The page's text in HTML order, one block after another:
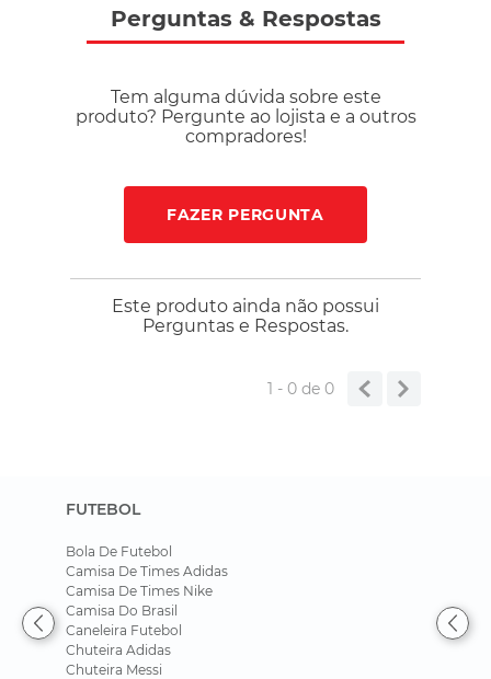
velocidade e eficiência. Curadoria de Performance na Bayard
escolha ideal para atletas que buscam leveza, tecnologia e
desempenho máximo.
Perguntas & Respostas
Tem alguma dúvida sobre este
produto? Pergunte ao lojista e a outros
compradores!
FAZER PERGUNTA
Este produto ainda não possui
Perguntas e Respostas.
1 - 0de 0
FUTEBOL
Bola De Futebol
Camisa De Times Adidas
Camisa De Times Nike
Camisa Do Brasil
Caneleira Futebol
Chuteira Adidas
Chuteira Messi